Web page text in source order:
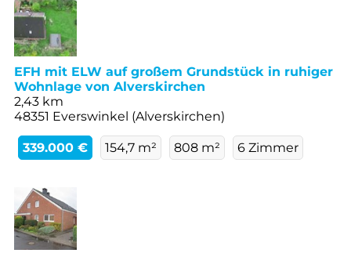
EFH mit ELW auf großem Grundstück in ruhiger
Wohnlage von Alverskirchen
2,43 km
48351 Everswinkel (Alverskirchen)
339.000 € 154,7 m² 808 m² 6 Zimmer